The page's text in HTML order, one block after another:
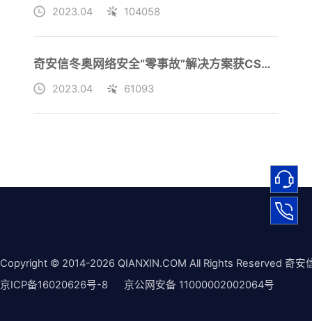
2023.04 104058
奇安信冬奥网络安全“零事故”解决方案获CSA2022安全磐石奖
2023.04 61093
Copyright © 2014-2026 QIANXIN.COM All Rights Reserved 奇安
京ICP备16020626号-8
京公网安备 11000002002064号